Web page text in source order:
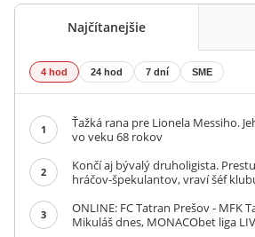
Najčítanejšie
4 hod 24 hod 7 dní SME
1
Ťažká rana pre Lionela Messiho.
vo veku 68 rokov
2
Končí aj bývalý druholigista.
hráčov-špekulantov, vraví šéf
3
ONLINE: FC Tatran Prešov - MFK
Mikuláš dnes, MONACObet liga